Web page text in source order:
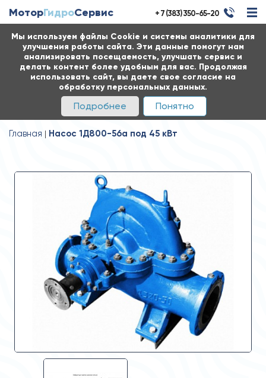
Мы используем файлы Cookie и системы аналитики для
улучшения работы сайта. Эти данные помогут нам
анализировать посещаемость, улучшать сервис и
делать контент более удобным для вас. Продолжая
использовать сайт, вы даете свое согласие на
обработку персональных данных.
Подробнее Понятно
МоторГидроСервис + 7 (383) 350-65-20
Главная Насос 1Д800-56а под 45 кВт